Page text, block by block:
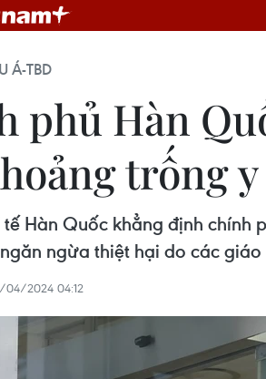
Á-TBD
phủ Hàn
trống
Hàn Quốc khẳng định chính
ngừa thiệt hại do các
04/2024 04:12